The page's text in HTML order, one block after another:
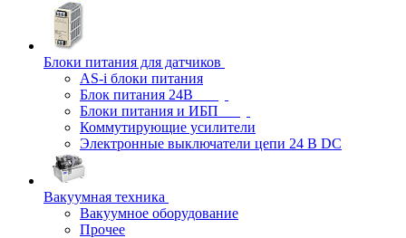
Блоки питания для датчиков
AS-i блоки питания
Блок питания 24В
Блоки питания и ИБП
Коммутирующие усилители
Электронные выключатели цепи 24 В DC
Вакуумная техника
Вакуумное оборудование
Прочее